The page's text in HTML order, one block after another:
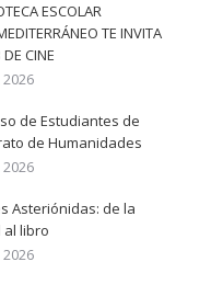
ESCOLAR
TE INVITA
CINE
de Estudiantes de
de Humanidades
Asteriónidas: de la
libro